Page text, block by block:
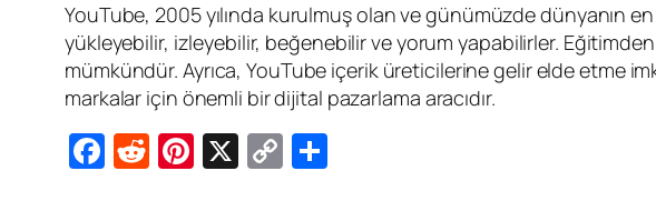
YouTube, 2005 yılında kurulmuş olan ve günümüzde dünyanın
yükleyebilir, izleyebilir, beğenebilir ve yorum yapabilirler.
mümkündür. Ayrıca, YouTube içerik üreticilerine gelir elde etme
markalar için önemli bir dijital pazarlama aracıdır.
Facebook
Reddit
Pinterest
X Copy